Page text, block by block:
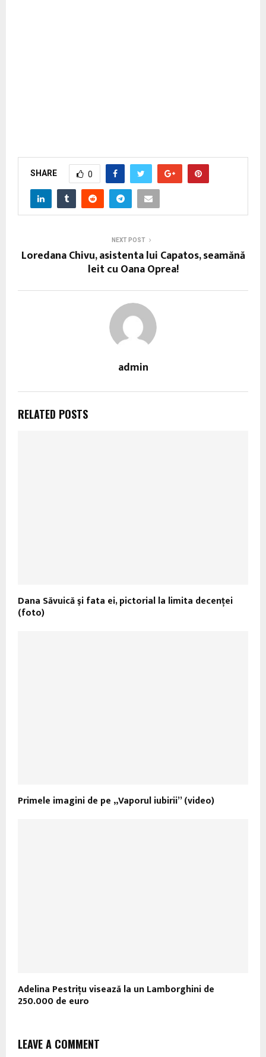
SHARE 0
NEXT POST
Loredana Chivu, asistenta lui Capatos, seamănă
leit cu Oana Oprea!
admin
RELATED POSTS
Dana Săvuică şi fata ei, pictorial la limita decenţei
(foto)
Primele imagini de pe „Vaporul iubirii” (video)
Adelina Pestriţu visează la un Lamborghini de
250.000 de euro
LEAVE A COMMENT